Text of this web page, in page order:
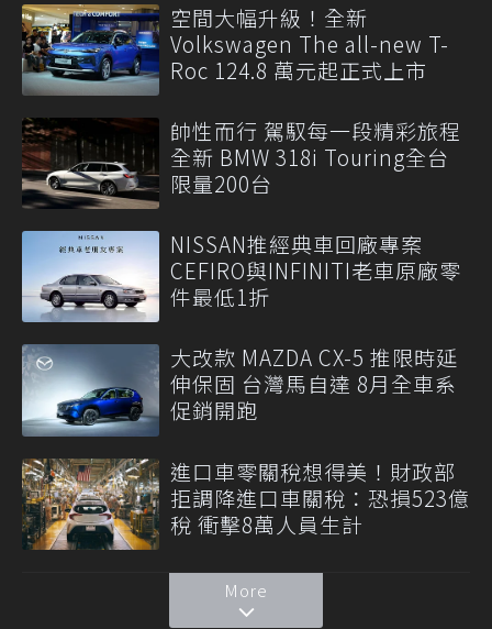
空間大幅升級！全新
Volkswagen The all-new T-
Roc 124.8 萬元起正式上市
帥性而行 駕馭每一段精彩旅程
全新 BMW 318i Touring全台
限量200台
NISSAN推經典車回廠專案
CEFIRO與INFINITI老車原廠零
件最低1折
大改款 MAZDA CX-5 推限時延
伸保固 台灣馬自達 8月全車系
促銷開跑
進口車零關稅想得美！財政部
拒調降進口車關稅：恐損523億
稅 衝擊8萬人員生計
More